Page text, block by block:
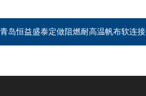
岛恒益盛泰定做阻燃耐高温帆布软连接